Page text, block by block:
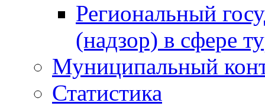
Региональный
(надзор) в сфере
Муниципальный
Статистика